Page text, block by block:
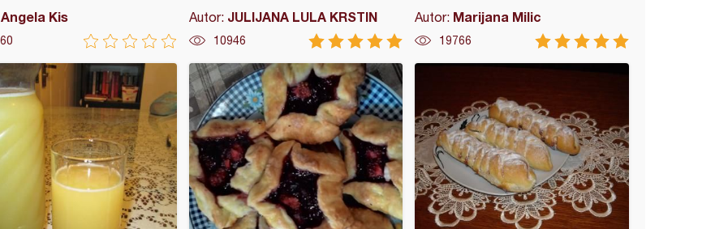
Angela Kis Autor: JULIJANA LULA KRSTIN
10946
Autor: Marijana Milic
19766